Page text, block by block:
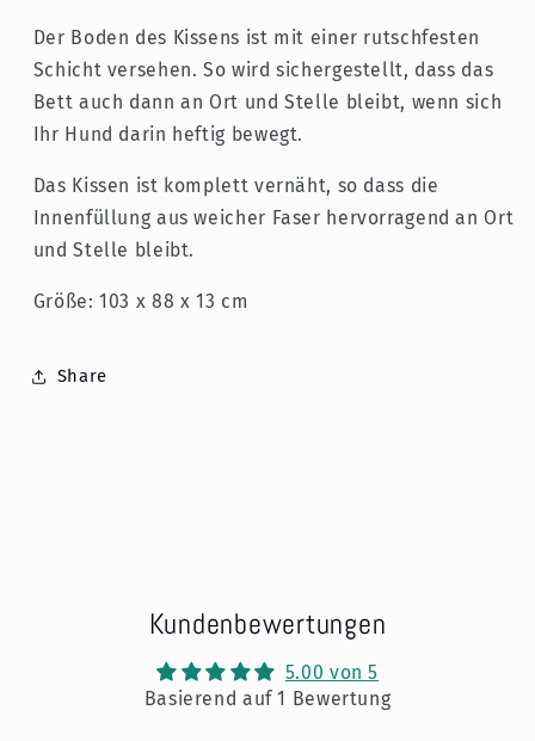
Der Boden des Kissens ist mit einer rutschfesten
Schicht versehen. So wird sichergestellt, dass das
Bett auch dann an Ort und Stelle bleibt, wenn sich
Ihr Hund darin heftig bewegt.
Das Kissen ist komplett vernäht, so dass die
Innenfüllung aus weicher Faser hervorragend an Ort
und Stelle bleibt.
Größe: 103 x 88 x 13 cm
Share
Kundenbewertungen
5.00 von 5
Basierend auf 1 Bewertung